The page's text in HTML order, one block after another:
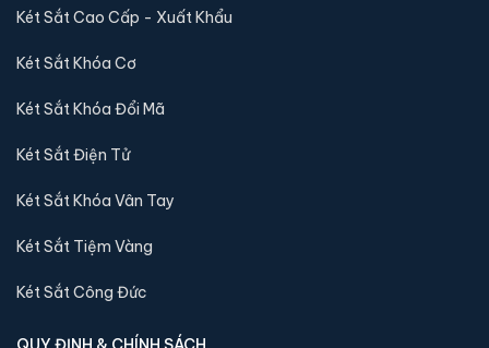
Khám phá thêm các mẫu thuộc dòng
sánh kích thước, công nghệ khoá và mức giá trước khi đặt
Két Sắt Cao Cấp - Xuất Khẩu
Két Sắt Khóa Cơ
Két Sắt Khóa Đổi Mã
Két Sắt Điện Tử
Két Sắt Khóa Vân Tay
Két Sắt Tiệm Vàng
Két Sắt Công Đức